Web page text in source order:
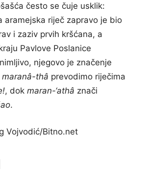
često se čuje usklik:
aramejska riječ zapravo je bio
i zaziv prvih kršćana, a
Pavlove Poslanice
njegovo je značenje
maranâ-thâ prevodimo riječima
, dok maran-‘athâ znači
.
Vojvodić/Bitno.net